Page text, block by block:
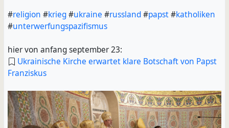
#religion #krieg#ukraine #russland#papst#katholiken
#unterwerfungspazifismus
hier von anfang september 23:
Ukrainische Kirche erwartet klare Botschaft von Papst
Franziskus